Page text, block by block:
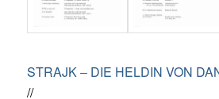
STRAJK – DIE HELDIN VON
//